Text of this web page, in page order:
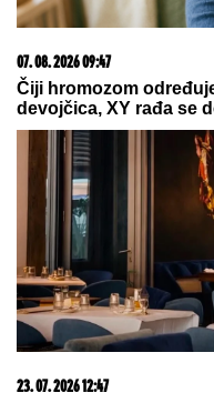
25.000 kupaca već
više
07. 08. 2026 14:53
Приштина
улазак на КиМ,